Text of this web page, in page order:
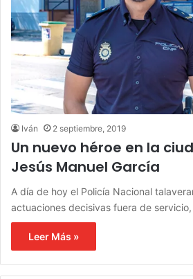
Iván 2 septiembre, 2019
Un nuevo héroe en la
Jesús Manuel García
A día de hoy el Policía Nacional
actuaciones decisivas fuera de
Leer Más »